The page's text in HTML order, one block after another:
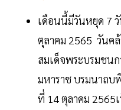
เดือนนี้มีวันหยุด 7
ตุลาคม 2565 วันค
สมเด็จพระบรมชน
มหาราช บรมนาถบ
ที่ 14 ตุลาคม 2565